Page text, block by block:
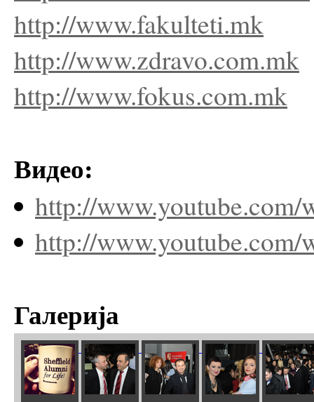
http://www.fakulteti.mk
http://www.zdravo.com.mk
http://www.fokus.com.mk
Видео:
http://www.youtube.com/
http://www.youtube.com/
Галерија